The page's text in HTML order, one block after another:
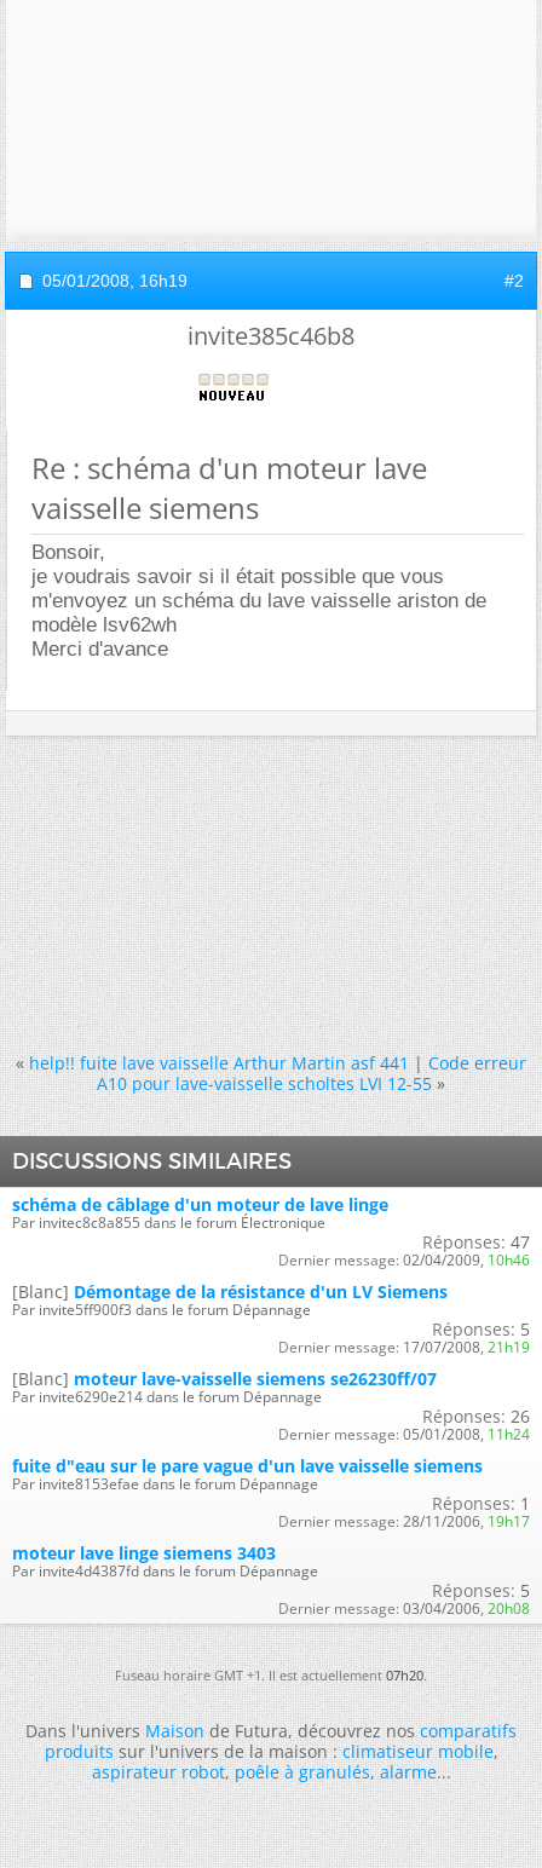
05/01/2008, 16h19 #2
invite385c46b8
Re : schéma d'un moteur lave
vaisselle siemens
Bonsoir,
je voudrais savoir si il était possible que vous
m'envoyez un schéma du lave vaisselle ariston de
modèle lsv62wh
Merci d'avance
« help!! fuite lave vaisselle Arthur Martin asf 441|Code erreur
A10 pour lave-vaisselle scholtes LVI 12-55 »
DISCUSSIONS SIMILAIRES
schéma de câblage d'un moteur de lave linge
Par invitec8c8a855 dans le forum Électronique
Réponses: 47
Dernier message: 02/04/2009, 10h46
[Blanc] Démontage de la résistance d'un LV Siemens
Par invite5ff900f3 dans le forum Dépannage
Réponses: 5
Dernier message: 17/07/2008, 21h19
[Blanc] moteur lave-vaisselle siemens se26230ff/07
Par invite6290e214 dans le forum Dépannage
Réponses: 26
Dernier message: 05/01/2008, 11h24
fuite d"eau sur le pare vague d'un lave vaisselle siemens
Par invite8153efae dans le forum Dépannage
Réponses: 1
Dernier message: 28/11/2006, 19h17
moteur lave linge siemens 3403
Par invite4d4387fd dans le forum Dépannage
Réponses: 5
Dernier message: 03/04/2006, 20h08
Fuseau horaire GMT +1. Il est actuellement07h20.
Dans l'universMaisonde Futura, découvrez noscomparatifs
produitssur l'univers de la maison :climatiseur mobile,
aspirateur robot,poêle à granulés,alarme...